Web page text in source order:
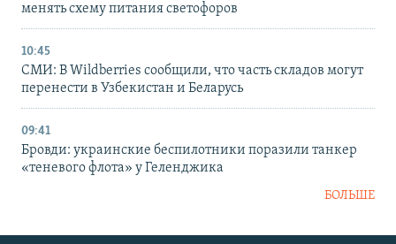
менять схему питания светофоров
10:45
СМИ: В Wildberries сообщили, что часть складов могут
перенести в Узбекистан и Беларусь
09:41
Бровди: украинские беспилотники поразили танкер
«теневого флота» у Геленджика
БОЛЬШЕ